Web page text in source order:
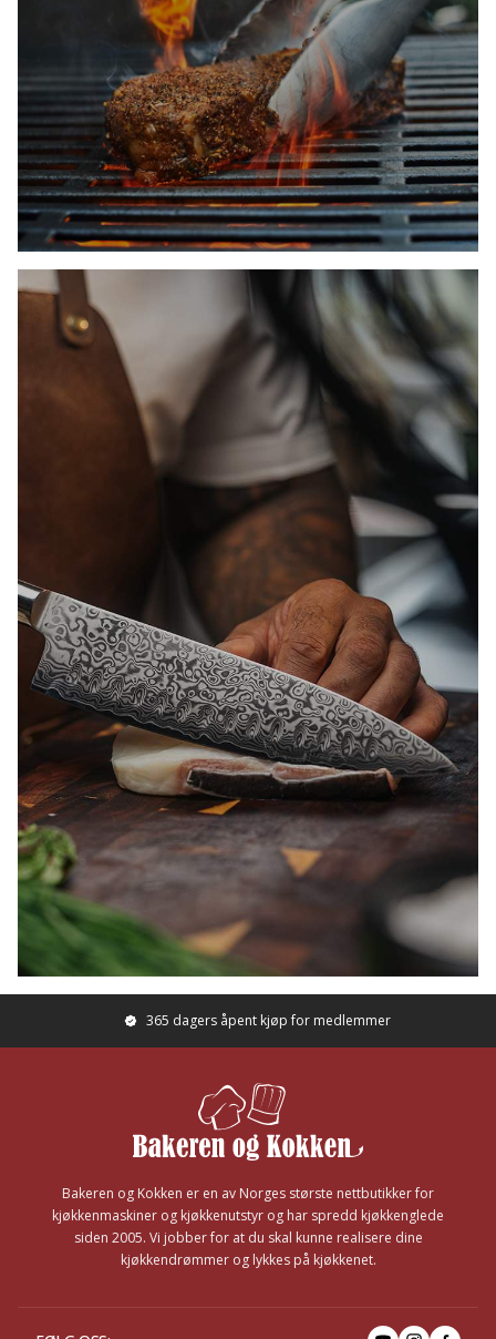
GRILLTILBEHØR
365 dagers åpent kjøp for medlemmer
Bakeren og Kokken er en av Norges største nettbutikker for
kjøkkenmaskiner og kjøkkenutstyr og har spredd kjøkkenglede
siden 2005. Vi jobber for at du skal kunne realisere dine
kjøkkendrømmer og lykkes på kjøkkenet.